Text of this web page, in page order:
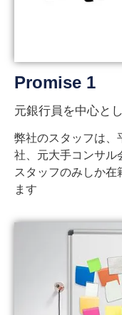
Promise 1
元銀行員を中心と
弊社のスタッフは、
社、元大手コンサル
スタッフのみしか在
ます